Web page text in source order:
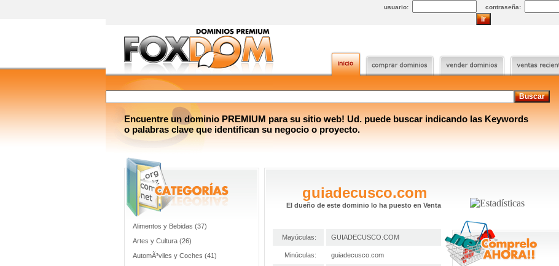
usuario:
contraseña:
Encuentre un dominio PREMIUM para su sitio web! Ud. puede buscar indicando las Keywords
o palabras clave que identifican su negocio o proyecto.
Alimentos y Bebidas (37)
Artes y Cultura (26)
AutomÃ³viles y Coches (41)
guiadecusco.com
El dueño de este dominio lo ha puesto en Venta
Mayúculas: GUIADECUSCO.COM
Minúculas: guiadecusco.com